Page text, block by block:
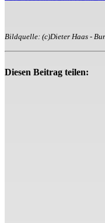
Bildquelle: (c)Dieter Haas -
Diesen Beitrag teilen: